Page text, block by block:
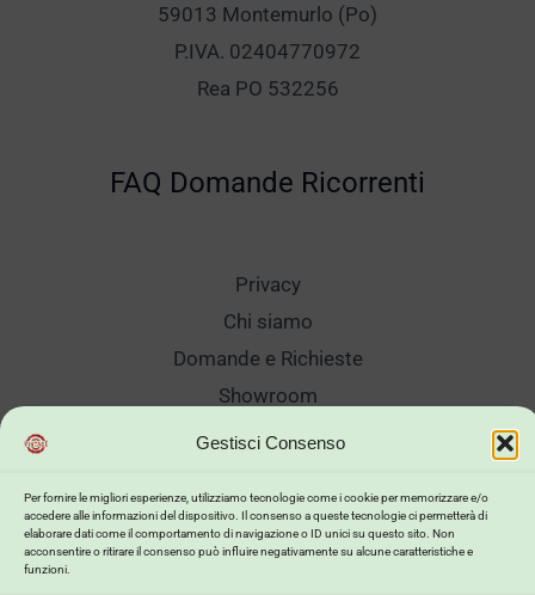
Gestisci Consenso
Per fornire le migliori esperienze, utilizziamo tecnologie come i cookie per memorizzare e/o
accedere alle informazioni del dispositivo. Il consenso a queste tecnologie ci permetterà di
elaborare dati come il comportamento di navigazione o ID unici su questo sito. Non
acconsentire o ritirare il consenso può influire negativamente su alcune caratteristiche e
funzioni.
59013 Montemurlo (Po)
P.IVA. 02404770972
Rea PO 532256
FAQ Domande Ricorrenti
Privacy
Chi siamo
Domande e Richieste
Showroom
Spedizioni
Reso Cambio Merce
Lavora Con Noi